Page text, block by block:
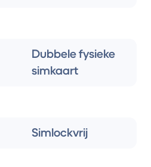
Dubbele fysieke
simkaart
Simlockvrij